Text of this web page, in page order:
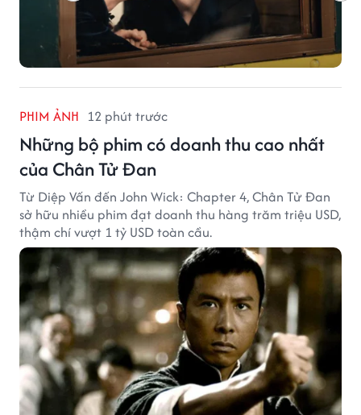
PHIM ẢNH 12 phút trước
Những bộ phim có doanh thu cao nhất
của Chân Tử Đan
Từ Diệp Vấn đến John Wick: Chapter 4, Chân Tử Đan
sở hữu nhiều phim đạt doanh thu hàng trăm triệu USD,
thậm chí vượt 1 tỷ USD toàn cầu.